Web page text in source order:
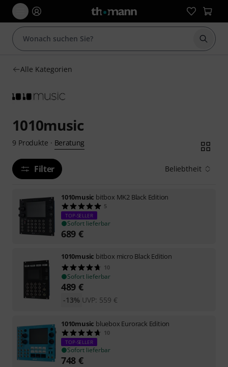
Suche
Alle Kategorien
1010music
9 Produkte · Beratung
Filter Beliebtheit
1010music bitbox MK2 Black Edition
5
TOP-SELLER
Sofort lieferbar
689 €
1010music bitbox micro Black Edition
10
Sofort lieferbar
489 €
UVP: 559 €
-13%
1010music bluebox Eurorack Edition
10
TOP-SELLER
Sofort lieferbar
748 €